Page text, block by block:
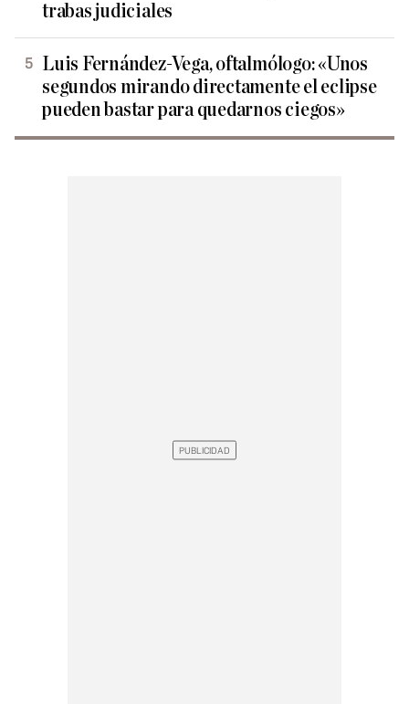
trabas judiciales
Luis Fernández-Vega, oftalmólogo: «Unos
segundos mirando directamente el eclipse
pueden bastar para quedarnos ciegos»